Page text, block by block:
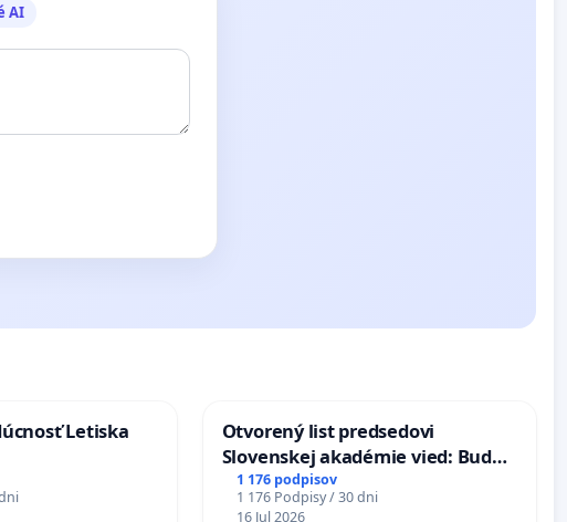
AI
Letiska
Otvorený list predsedovi
Slovenskej akadémie vied: Bude
mať Vízia Slovenska 2040 mravnú
chrbticu?
1 176 podpisov
1 176 Podpisy / 30 dni
16 Jul 2026